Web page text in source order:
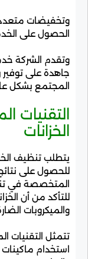
وتخفيضات
الحصول على
وتقدم الشركة
جاهدة على
المجتمع بشكل
الخزانات
يتطلب تنظيف
للحصول على
المتخصصة في
للتأكد من أن
والميكروبات
تتمثل التقنيات
استخدام